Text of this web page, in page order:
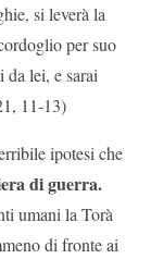
si leverà la
per suo
da lei, e sarai
11-13)
ipotesi che
di guerra.
umani la Torà
di fronte ai